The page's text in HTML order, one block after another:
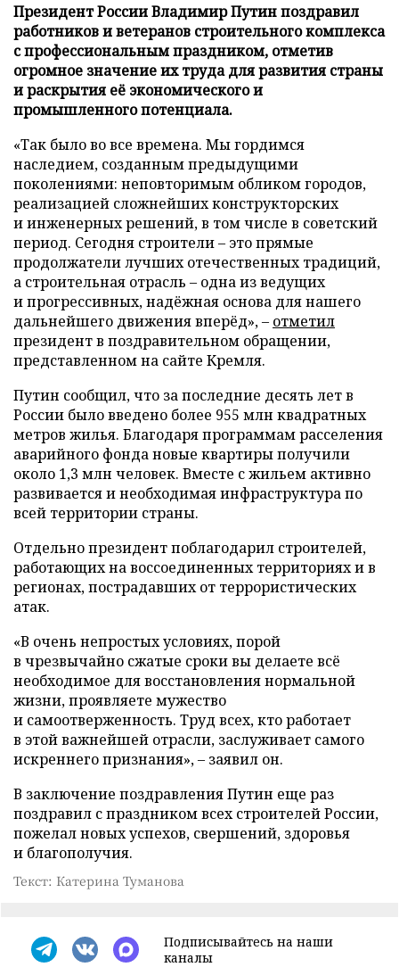
Президент России Владимир Путин поздравил
работников и ветеранов строительного комплекса
с профессиональным праздником, отметив
огромное значение их труда для развития страны
и раскрытия её экономического и
промышленного потенциала.
«Так было во все времена. Мы гордимся
наследием, созданным предыдущими
поколениями: неповторимым обликом городов,
реализацией сложнейших конструкторских
и инженерных решений, в том числе в советский
период. Сегодня строители – это прямые
продолжатели лучших отечественных традиций,
а строительная отрасль – одна из ведущих
и прогрессивных, надёжная основа для нашего
дальнейшего движения вперёд», – отметил
президент в поздравительном обращении,
представленном на сайте Кремля.
Путин сообщил, что за последние десять лет в
России было введено более 955 млн квадратных
метров жилья. Благодаря программам расселения
аварийного фонда новые квартиры получили
около 1,3 млн человек. Вместе с жильем активно
развивается и необходимая инфраструктура по
всей территории страны.
Отдельно президент поблагодарил строителей,
работающих на воссоединенных территориях и в
регионах, пострадавших от террористических
атак.
«В очень непростых условиях, порой
в чрезвычайно сжатые сроки вы делаете всё
необходимое для восстановления нормальной
жизни, проявляете мужество
и самоотверженность. Труд всех, кто работает
в этой важнейшей отрасли, заслуживает самого
искреннего признания», – заявил он.
В заключение поздравления Путин еще раз
поздравил с праздником всех строителей России,
пожелал новых успехов, свершений, здоровья
и благополучия.
Текст: Катерина Туманова
Подписывайтесь на наши
каналы